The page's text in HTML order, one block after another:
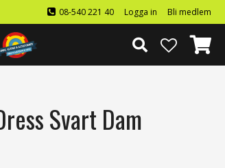
08-540 221 40 Logga in Bli medlem
Svart Dam